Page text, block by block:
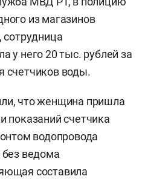
из магазинов
сотрудница
у него 20 тыс. рублей за
счетчиков воды.
что женщина пришла
показаний счетчика
водопровода
без ведома
составила